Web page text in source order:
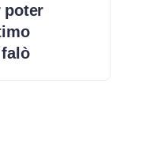
poter